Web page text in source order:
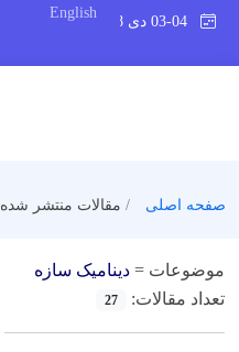
English
صفحه اصلی مقالات منتشر شده
موضوعات = دینامیک سازه
تعداد مقالات:
27